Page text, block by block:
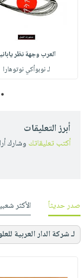
العرب وجهة نظر
لـ نوبوأكي نوتوهارا
1
أبرز التعليقات
أكتب تعليقاتك وشارك
صدر حديثاً الأكثر
لـ شركة الدار العربية